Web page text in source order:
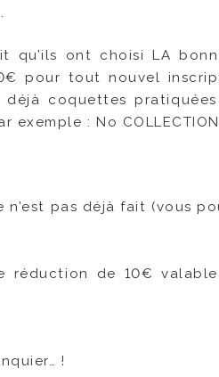
qu’ils ont choisi LA
pour tout nouvel
coquettes
: No COLLECTION,
n’est pas déjà fait (vous
de 10€
!